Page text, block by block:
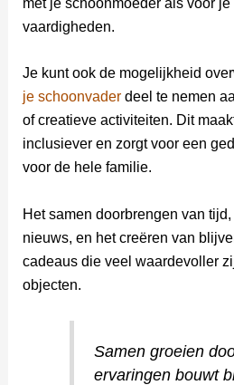
vaardigheden.
Je kunt ook de mogelijkheid
je schoonvaderdeel te nemen
of creatieve activiteiten. Dit
inclusiever en zorgt voor een
voor de hele familie.
Het samen doorbrengen van
nieuws, en het creëren van
cadeaus die veel waardevoller
objecten.
Samen groeien
ervaringen bouwt